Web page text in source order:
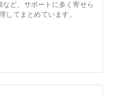
ど、サポートに多く寄せら
してまとめています。